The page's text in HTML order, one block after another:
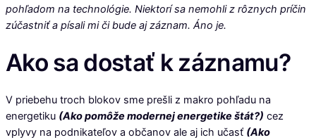
pohľadom na technológie. Niektorí sa nemohli z rôznych príčin
zúčastniť a písali mi či bude aj záznam. Áno je.
Ako sa dostať k záznamu?
V priebehu troch blokov sme prešli z makro pohľadu na
energetiku (Ako pomôže modernej energetike štát?) cez
vplyvy na podnikateľov a občanov ale aj ich učasť (Ako